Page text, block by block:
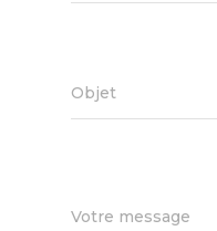
Objet
Votre message